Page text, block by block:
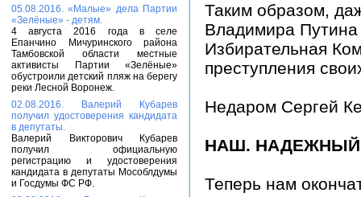
05.08.2016. «Малые» дела Партии
«Зелёные» - детям.
4 августа 2016 года в селе
Епанчино Мичуринского района
Тамбовской области местные
активисты Партии «Зелёные»
обустроили детский пляж на берегу
реки Лесной Воронеж.
02.08.2016. Валерий Кубарев
получил удостоверения кандидата
в депутаты.
Валерий Викторович Кубарев
получил официальную
регистрацию и удостоверения
кандидата в депутаты Мособлдумы
и Госдумы ФС РФ.
Таким образом,
Владимира Путина
Избирательная
преступления
Недаром Сергей
НАШ.
Теперь нам